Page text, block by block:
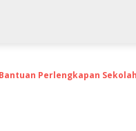
Perlengkapan